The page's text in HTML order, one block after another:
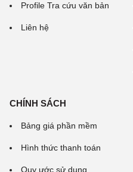
Profile Tra cứu văn bản
Liên hệ
CHÍNH SÁCH
Bảng giá phần mềm
Hình thức thanh toán
Quy ước sử dụng